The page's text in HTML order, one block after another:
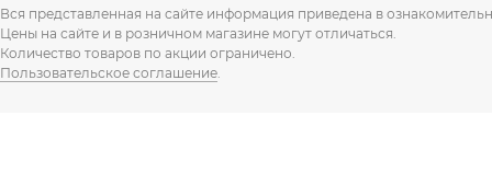
Вся представленная на сайте информация приведена в
Цены на сайте и в розничном магазине могут отличаться.
Количество товаров по акции ограничено.
Пользовательское соглашение.